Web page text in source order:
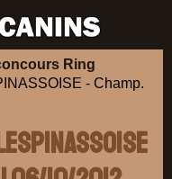
Ring
- Champ.